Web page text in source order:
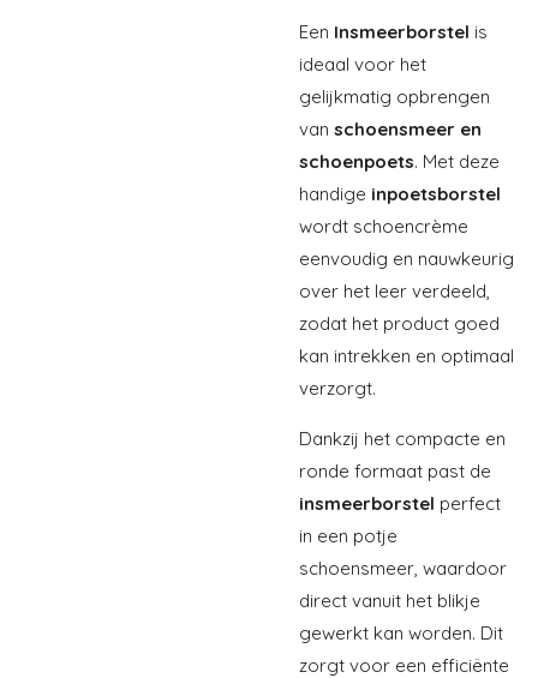
Een Insmeerborstel is
ideaal voor het
gelijkmatig opbrengen
van schoensmeer en
schoenpoets. Met deze
handige inpoetsborstel
wordt schoencrème
eenvoudig en nauwkeurig
over het leer verdeeld,
zodat het product goed
kan intrekken en optimaal
verzorgt.
Dankzij het compacte en
ronde formaat past de
insmeerborstel perfect
in een potje
schoensmeer, waardoor
direct vanuit het blikje
gewerkt kan worden. Dit
zorgt voor een efficiënte